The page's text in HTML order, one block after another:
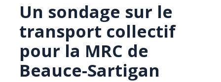
Un sondage sur le
transport collectif
pour la MRC de
Beauce-Sartigan